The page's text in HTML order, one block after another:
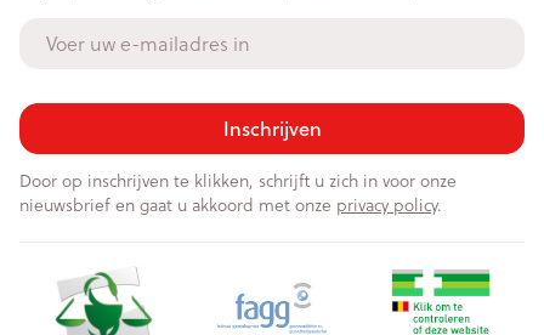
Inschrijven
Door op inschrijven te klikken, schrijft u zich in voor onze
nieuwsbrief en gaat u akkoord met onze privacy policy.